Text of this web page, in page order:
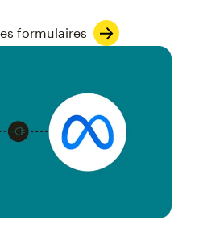
formulaires